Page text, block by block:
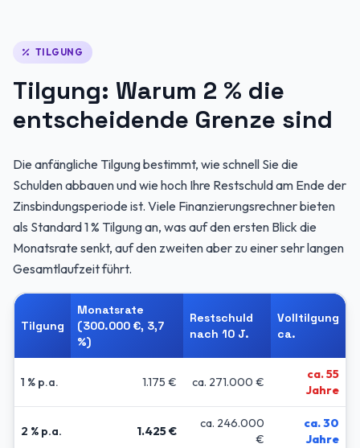
TILGUNG
Tilgung: Warum 2 % die
entscheidende Grenze sind
Die anfängliche Tilgung bestimmt, wie schnell Sie die
Schulden abbauen und wie hoch Ihre Restschuld am Ende der
Zinsbindungsperiode ist. Viele Finanzierungsrechner bieten
als Standard 1 % Tilgung an, was auf den ersten Blick die
Monatsrate senkt, auf den zweiten aber zu einer sehr langen
Gesamtlaufzeit führt.
Tilgung
Monatsrate
(300.000 €, 3,7
%)
Restschuld
nach 10 J.
Volltilgung
ca.
1 % p.a. 1.175 € ca. 271.000 €
ca. 55
Jahre
2 % p.a. 1.425 €
ca. 246.000
€
ca. 30
Jahre